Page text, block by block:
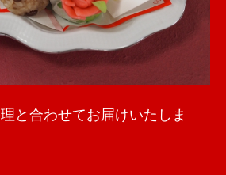
と合わせてお届けいたしま